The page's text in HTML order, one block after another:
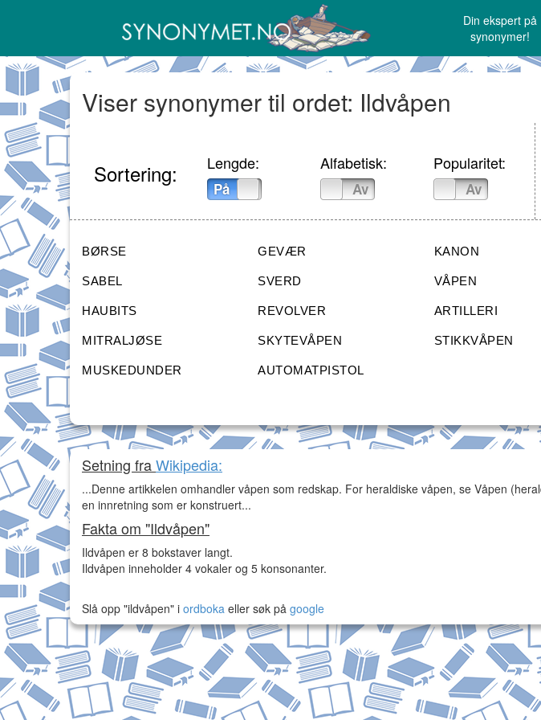
Din ekspert på
synonymer!
Viser synonymer til ordet: Ildvåpen
Sortering: Lengde:
På
Alfabetisk:
Av
Popularitet:
Av
BØRSE GEVÆR KANON
SABEL SVERD VÅPEN
HAUBITS REVOLVER ARTILLERI
MITRALJØSE SKYTEVÅPEN STIKKVÅPEN
MUSKEDUNDER AUTOMATPISTOL
Setning fraWikipedia:
...Denne artikkelen omhandler våpen som redskap. For heraldiske våpen, se Våpen
en innretning som er konstruert...
Fakta om "Ildvåpen"
Ildvåpen er 8 bokstaver langt.
Ildvåpen inneholder 4 vokaler og 5 konsonanter.
Slå opp "ildvåpen" i ordboka eller søk på google